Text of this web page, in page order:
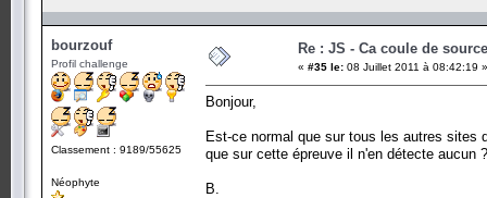
bourzouf
Profil challenge
Classement : 9189/55625
Néophyte
Re : JS - Ca coule de source
« #35 le: 08 Juillet 2011 à 08:42:19 »
Bonjour,
Est-ce normal que sur tous les autres sites
que sur cette épreuve il n'en détecte aucun ?
B.